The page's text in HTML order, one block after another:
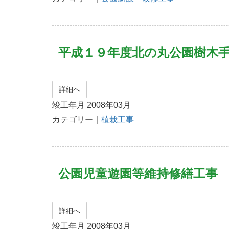
平成１９年度北の丸公園樹木
詳細へ
竣工年月 2008年03月
カテゴリー｜ 植栽工事
公園児童遊園等維持修繕工事
詳細へ
竣工年月 2008年03月